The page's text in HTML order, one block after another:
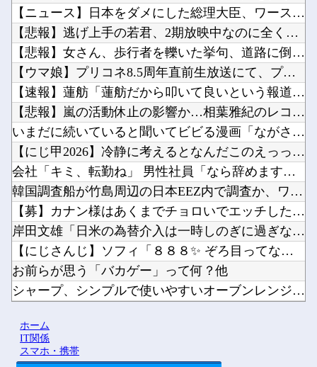
【ニュース】日本をダメにした総理大臣、ワースト１位が同点でこ...
【悲報】逃げ上手の若君、2期放映中なのに全く話題にならない他
【悲報】女さん、歩行者を轢いた挙句、道路に倒れてどえらいこと...
【ウマ娘】プリコネ8.5周年直前生放送にて、プリコネ×ウマ娘...
【速報】蓮舫「蓮舫だから叩いて良いという報道」 ネット「高市...
【悲報】嵐の活動休止の影響か…相葉雅紀のレコメンが9月いっぱ...
いまだに続いていると聞いてビビる漫画「ながされて藍蘭島」「咲...
【にじ甲2026】冷静に考えるとなんだこのえっっっな格好は…...
会社「キミ、転勤ね」 男性社員「なら辞めますわ」 → 凄いこ...
韓国調査船が竹島周辺の日本EEZ内で調査か、ワイヤのようなも...
【募】カナン様はあくまでチョロいでエッチしたいキャラ【画像】...
岸田文雄「日米の為替介入は一時しのぎに過ぎない。私なら円を強...
【にじさんじ】ソフィ「８８８✨ ぞろ目ってなんか嬉しくなるよ...
お前らが思う「バカゲー」って何？他
シャープ、シンプルで使いやすいオーブンレンジ「RE-WF18...
ワイ同じスマホ11年使ってるんやけど他
ホーム
IT関係
スマホ・携帯